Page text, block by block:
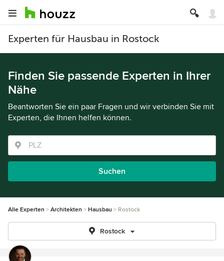
Experten für Hausbau in Rostock
Finden Sie passende Experten in Ihrer
Nähe
Beantworten Sie ein paar Fragen und wir verbinden Sie mit
Experten, die Ihnen helfen können.
Suchen
Alle Experten Architekten Hausbau Rostock
Rostock